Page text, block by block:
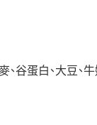
谷蛋白、大豆